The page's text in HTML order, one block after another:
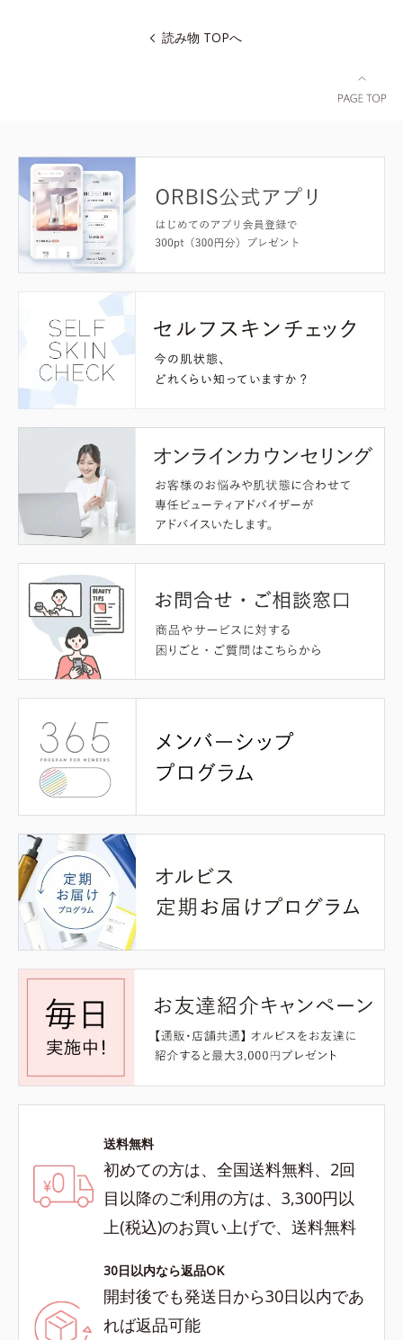
読み物 TOPへ
送料無料
初めての方は、全国送料無料、2回
目以降のご利用の方は、3,300円以
上(税込)のお買い上げで、送料無料
30日以内なら返品OK
開封後でも発送日から30日以内であ
れば返品可能